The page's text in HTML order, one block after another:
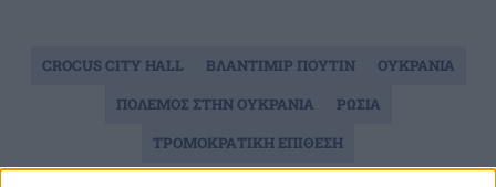
CROCUS CITY HALL ΒΛΑΝΤΙΜΙΡ ΠΟΥΤΙΝ
ΟΥΚΡΑΝΙΑ
ΠΟΛΕΜΟΣ ΣΤΗΝ ΟΥΚΡΑΝΙΑ
ΡΩΣΙΑ
ΤΡΟΜΟΚΡΑΤΙΚΗ ΕΠΙΘΕΣΗ